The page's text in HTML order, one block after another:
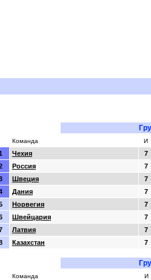
Команда И
Чехия
7
Россия
7
Швеция
7
Дания
7
Норвегия
7
Швейцария
7
Латвия
7
Казахстан 7
Команда И